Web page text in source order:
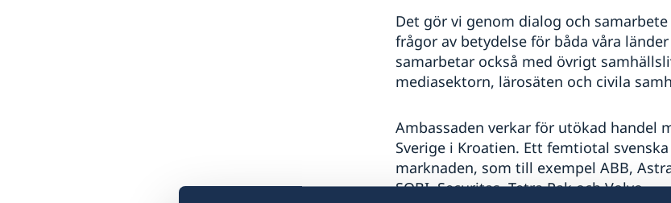
Det gör vi genom dialog och
frågor av betydelse för båda våra
samarbetar också med övrigt
mediasektorn, lärosäten och civila
Ambassaden verkar för utökad handel
Sverige i Kroatien. Ett femtiotal
marknaden, som till exempel ABB,
SOBI, Securitas, Tetra Pak och Volvo.